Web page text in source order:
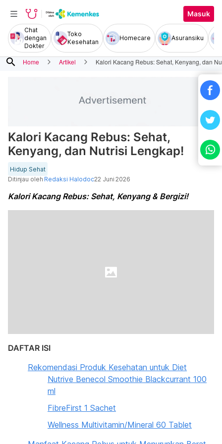
Masuk
Chat
dengan
Dokter
Toko
Kesehatan
Homecare Asuransiku
search Home Artikel Kalori Kacang Rebus: Sehat, Kenyang, dan
Kalori Kacang Rebus: Sehat,
Kenyang, dan Nutrisi Lengkap!
Hidup Sehat
Ditinjau oleh Redaksi Halodoc22 Juni 2026
Kalori Kacang Rebus: Sehat, Kenyang & Bergizi!
DAFTAR ISI
Rekomendasi Produk Kesehatan untuk Diet
Nutrive Benecol Smoothie Blackcurrant 100
ml
FibreFirst 1 Sachet
Wellness Multivitamin/Mineral 60 Tablet